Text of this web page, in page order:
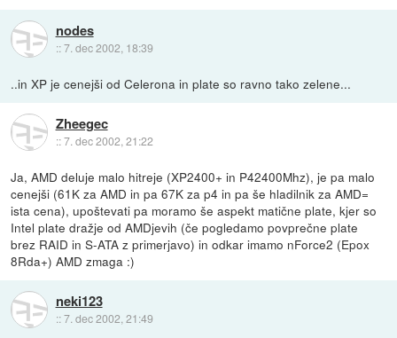
nodes
::7. dec 2002, 18:39
..in XP je cenejši od Celerona in plate so ravno tako zelene...
Zheegec
::7. dec 2002, 21:22
Ja, AMD deluje malo hitreje (XP2400+ in P42400Mhz), je pa malo
cenejši (61K za AMD in pa 67K za p4 in pa še hladilnik za AMD=
ista cena), upoštevati pa moramo še aspekt matične plate, kjer so
Intel plate dražje od AMDjevih (če pogledamo povprečne plate
brez RAID in S-ATA z primerjavo) in odkar imamo nForce2 (Epox
8Rda+) AMD zmaga :)
neki123
::7. dec 2002, 21:49